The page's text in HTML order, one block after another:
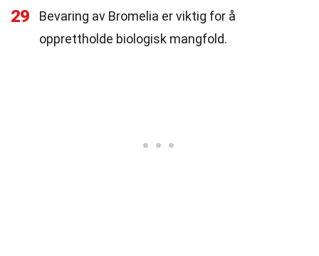
29
Bevaring av Bromelia er viktig for å
opprettholde biologisk mangfold.